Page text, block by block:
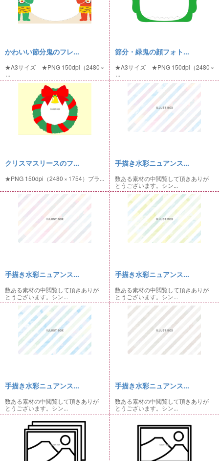
かわいい節分鬼のフレ...
★A3サイズ ★PNG 150dpi（2480 ×
...
節分・緑鬼の顔フォト...
★A3サイズ ★PNG 150dpi（2480 ×
...
クリスマスリースのフ...
★PNG 150dpi（2480 × 1754）プラ...
手描き水彩ニュアンス...
数ある素材の中閲覧して頂きありが
とうございます。シン...
手描き水彩ニュアンス...
数ある素材の中閲覧して頂きありが
とうございます。シン...
手描き水彩ニュアンス...
数ある素材の中閲覧して頂きありが
とうございます。シン...
手描き水彩ニュアンス...
数ある素材の中閲覧して頂きありが
とうございます。シン...
手描き水彩ニュアンス...
数ある素材の中閲覧して頂きありが
とうございます。シン...